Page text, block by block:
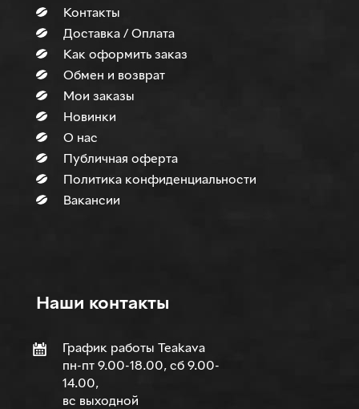
Контакты
Доставка / Оплата
Как оформить заказ
Обмен и возврат
Мои заказы
Новинки
О нас
Публичная оферта
Политика конфиденциальности
Вакансии
Наши контакты
График работы Teakava
пн-пт 9.00-18.00, сб 9.00-
14.00,
вс выходной